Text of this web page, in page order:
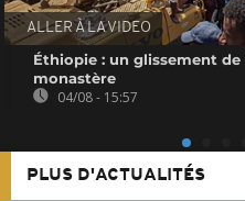
ALLER À LA VIDEO
Éthiopie : un glissement
monastère
04/08 - 15:57
PLUS D'ACTUALITÉS